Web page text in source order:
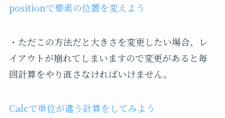
positionで要素の位置を変えよう
・ただこの方法だと大きさを変更したい場合、レ
イアウトが崩れてしまいますので変更があると毎
回計算をやり直さなければいけません。
Calcで単位が違う計算をしてみよう